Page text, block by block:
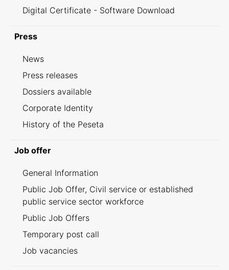
Digital Certificate - Software Download
Press
News
Press releases
Dossiers available
Corporate Identity
History of the Peseta
Job offer
General Information
Public Job Offer, Civil service or established
public service sector workforce
Public Job Offers
Temporary post call
Job vacancies